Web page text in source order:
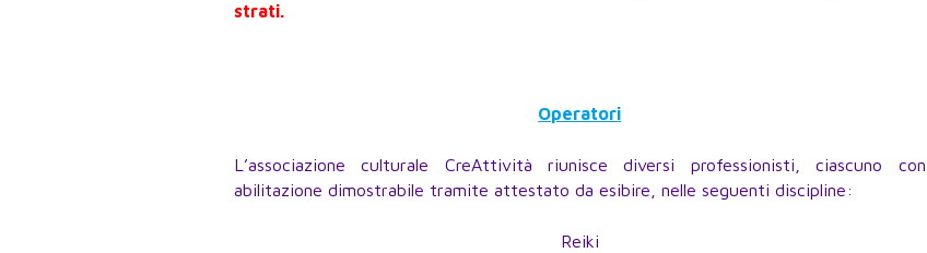
strati.
Operatori
L’associazione culturale CreAttività riunisce diversi professionisti, ciascuno con
abilitazione dimostrabile tramite attestato da esibire, nelle seguenti discipline:
Reiki